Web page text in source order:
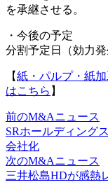
を承継させる。
・今後の予定
分割予定日（効力発
【紙・パルプ・紙
はこちら 】
前のM&Aニュース
SRホールディング
会社化
次のM&Aニュース
三井松島HDが感熱